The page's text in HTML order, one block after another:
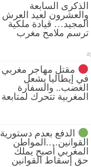
الذكرى السابعة
والعشرون لعيد العرش
المجيد… قيادة ملكية
ترسم ملامح مغرب
مقتل مهاجر مغربي
في إيطاليا يشعل
الغضب.. والسفارة
المغربية تتحرك لمتابعة
الدفع بعدم دستورية
القوانين….المواطن
المغربي أصبح يملك
حق إسقاط القوانين